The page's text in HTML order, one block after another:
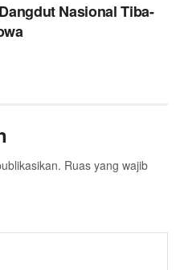
Nasional Tiba-
Ruas yang wajib